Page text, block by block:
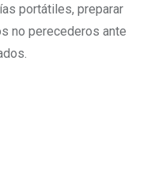
portátiles, preparar
no perecederos ante